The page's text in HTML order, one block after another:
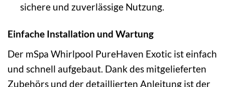
sichere und zuverlässige Nutzung.
Einfache Installation und Wartung
Der mSpa Whirlpool PureHaven Exotic ist einfach
und schnell aufgebaut. Dank des mitgelieferten
Zubehörs und der detaillierten Anleitung ist der